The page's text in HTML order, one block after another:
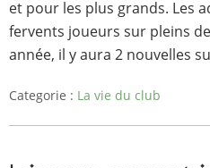
et pour les plus grands. Les
fervents joueurs sur pleins
année, il y aura 2 nouvelles
Categorie : La vie du club